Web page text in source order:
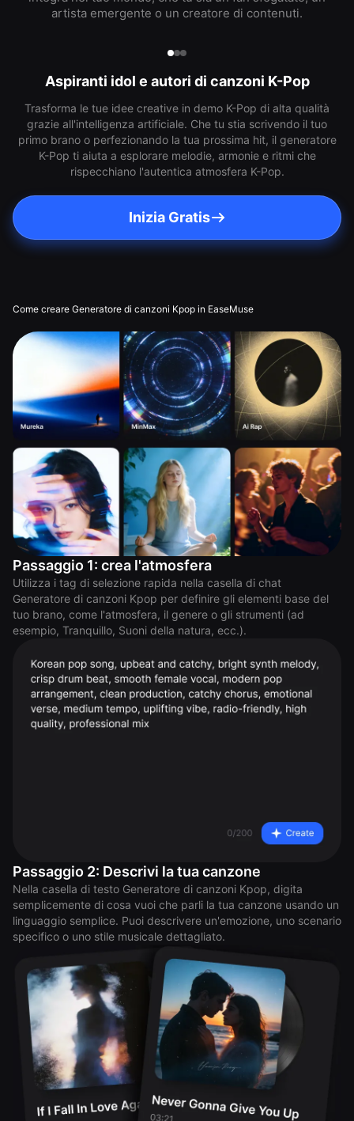
artista emergente o un creatore di contenuti.
Aspiranti idol e autori di canzoni K-Pop
Trasforma le tue idee creative in demo K-Pop di alta qualità
grazie all'intelligenza artificiale. Che tu stia scrivendo il tuo
primo brano o perfezionando la tua prossima hit, il generatore
K-Pop ti aiuta a esplorare melodie, armonie e ritmi che
rispecchiano l'autentica atmosfera K-Pop.
Inizia Gratis
Come creare Generatore di canzoni Kpop in EaseMuse
Passaggio 1: crea l'atmosfera
Utilizza i tag di selezione rapida nella casella di chat
Generatore di canzoni Kpop per definire gli elementi base del
tuo brano, come l'atmosfera, il genere o gli strumenti (ad
esempio, Tranquillo, Suoni della natura, ecc.).
Passaggio 2: Descrivi la tua canzone
Nella casella di testo Generatore di canzoni Kpop, digita
semplicemente di cosa vuoi che parli la tua canzone usando un
linguaggio semplice. Puoi descrivere un'emozione, uno scenario
specifico o uno stile musicale dettagliato.